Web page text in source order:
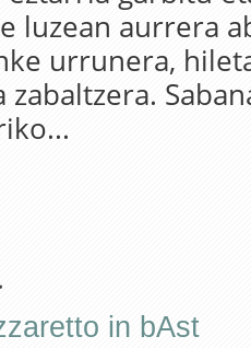
luzean aurrera
urrunera,
in bAst